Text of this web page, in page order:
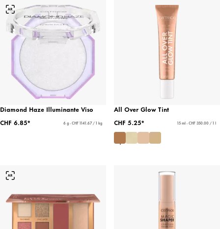
Diamond Haze Illuminante Viso
CHF 6.85*
6 g - CHF 1141.67 / 1 kg
All Over Glow Tint
CHF 5.25*
15 ml - CHF 350.00 / 1 l